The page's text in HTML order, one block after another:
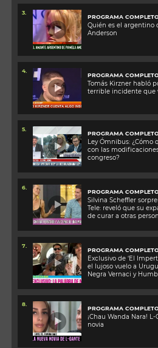
3.
PROGRAMA
Quién es el argentino
Anderson
4.
PROGRAMA
Tomás Kirzner habló
terrible incidente que
5.
PROGRAMA
Ley Ómnibus: ¿Cómo
con las
congreso?
6.
PROGRAMA
Silvina Scheffler
Tele: reveló que su
de curar a otras
7.
PROGRAMA
Exclusivo de ‘El
el lujoso vuelo a
Negra Vernaci y
8.
PROGRAMA
¡Chau Wanda Nara!
novia